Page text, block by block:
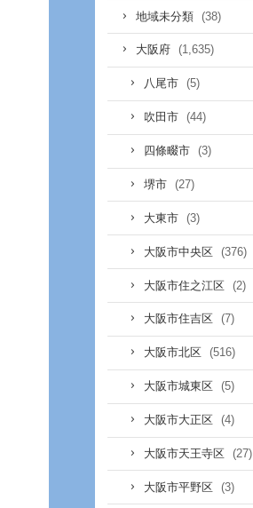
地域未分類 (38)
大阪府 (1,635)
八尾市 (5)
吹田市 (44)
四條畷市 (3)
堺市 (27)
大東市 (3)
大阪市中央区 (376)
大阪市住之江区 (2)
大阪市住吉区 (7)
大阪市北区 (516)
大阪市城東区 (5)
大阪市大正区 (4)
大阪市天王寺区 (27)
大阪市平野区 (3)